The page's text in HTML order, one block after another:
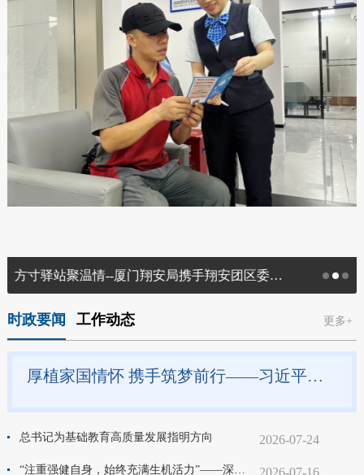
方寸驿站聚温情--厦门翔安局携手翔安团区委开展特色暖“新”关爱活动
时政要闻 工作动态 更多+
厚植家国情怀 携手筑梦前行——习近平总书记对侨务工作重要指示激励海内外中华儿女为强国建设、民族复兴伟业团结奋斗
总书记为基础教育高质量发展指明方向 2026-07-24
“注重强健自身，始终充满生机活力”——深入学习贯彻习近平总书记在庆祝中国共产党成立105周年大会上重要讲话系列述评之十一 2026-07-16